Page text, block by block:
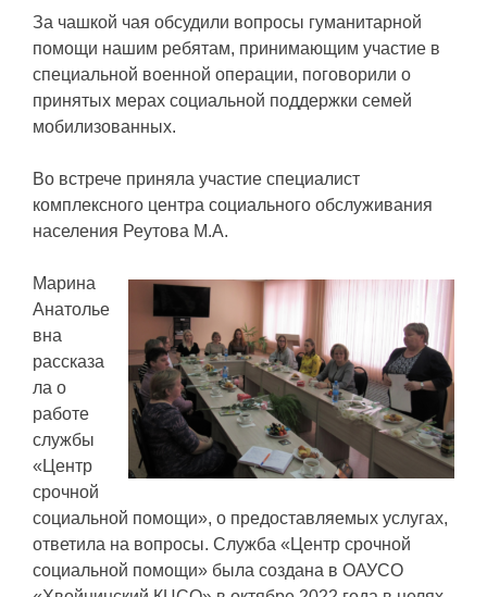
За чашкой чая обсудили вопросы гуманитарной
помощи нашим ребятам, принимающим участие в
специальной военной операции, поговорили о
принятых мерах социальной поддержки семей
мобилизованных.
Во встрече приняла участие специалист
комплексного центра социального обслуживания
населения Реутова М.А.
Марина
Анатолье
вна
рассказа
ла о
работе
службы
«Центр
срочной
социальной помощи», о предоставляемых услугах,
ответила на вопросы. Служба «Центр срочной
социальной помощи» была создана в ОАУСО